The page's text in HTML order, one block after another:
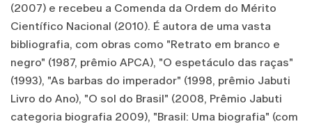
(2007) e recebeu a Comenda da Ordem do Mérito
Científico Nacional (2010). É autora de uma vasta
bibliografia, com obras como "Retrato em branco e
negro" (1987, prêmio APCA), "O espetáculo das raças"
(1993), "As barbas do imperador" (1998, prêmio Jabuti
Livro do Ano), "O sol do Brasil" (2008, Prêmio Jabuti
categoria biografia 2009), "Brasil: Uma biografia" (com